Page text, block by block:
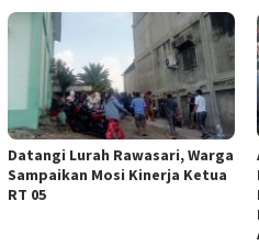
Datangi Lurah Rawasari, Warga
Sampaikan Mosi Kinerja Ketua
RT 05